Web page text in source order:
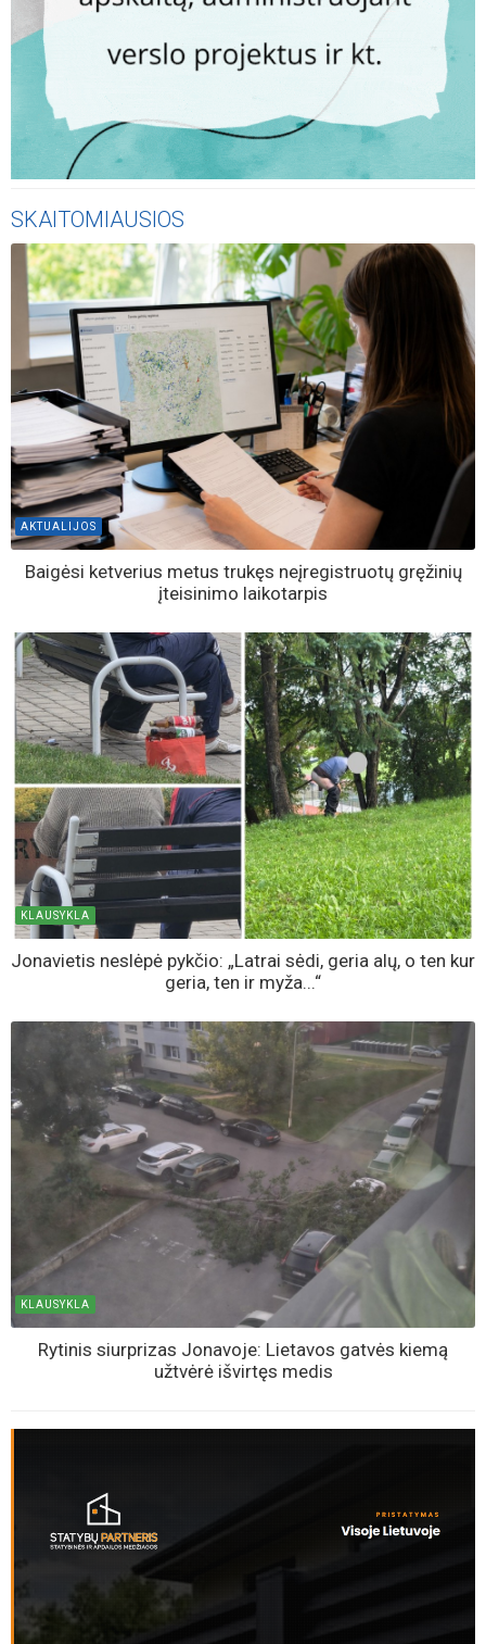
SKAITOMIAUSIOS
AKTUALIJOS
Baigėsi ketverius metus trukęs neįregistruotų gręžinių
įteisinimo laikotarpis
KLAUSYKLA
Jonavietis neslėpė pykčio: „Latrai sėdi, geria alų, o ten kur
geria, ten ir myža...“
KLAUSYKLA
Rytinis siurprizas Jonavoje: Lietavos gatvės kiemą
užtvėrė išvirtęs medis